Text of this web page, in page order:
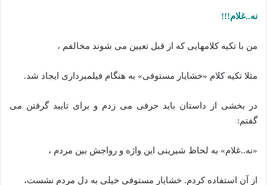
نه..غلام!!!
من با تکیه کلامهایی که از قبل تعیین می شوند مخالفم ،
مثلا تکیه کلام «خشایار مستوفی» به هنگام فیلمبرداری ایجاد شد.
در بخشی از داستان باید حرفی می زدم و برای تایید گرفتن می
گفتم:
«نه..غلام» به لحاظ شیرینی این واژه و رواجش بین مردم ،
از آن استفاده کردم. خشایار مستوفی خیلی به دل مردم نشست،